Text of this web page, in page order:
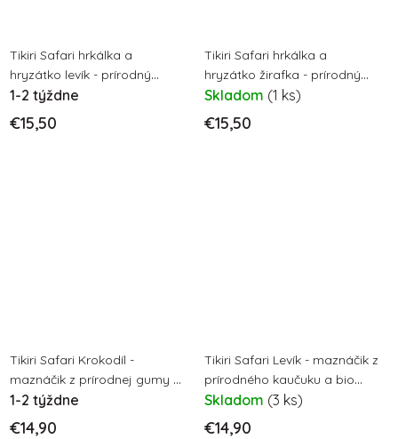
Tikiri Safari hrkálka a
hryzátko levík - prírodný
kaučuk
1-2 týždne
€15,50
Tikiri Safari hrkálka a
hryzátko žirafka - prírodný
kaučuk
Skladom (1 ks)
€15,50
Tikiri Safari Krokodíl -
maznáčik z prírodnej gumy a
bio bavlny
1-2 týždne
€14,90
Tikiri Safari Levík - maznáčik z
prírodného kaučuku a bio
bavlny
Skladom (3 ks)
€14,90